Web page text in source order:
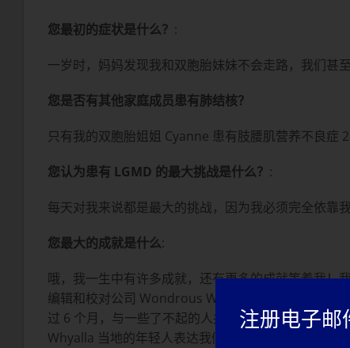
您最初的症状是什么？ :
一岁时，妈妈发现我和双胞胎妹妹不会走路，我们甚
您是否有其他家庭成员患有肺结核？
只有我的双胞胎姐姐 Cyanne 患有肢腰肌营养不良症 2i
您认为患有 LGMD 的最大挑战是什么？ :
每天对我来说都是最大的挑战，因为我必须完全依靠
您最大的成就是什么:
哦，我一生中有许多成就，还有更多的成就等着我！
编辑和校对公司 Wondrous Words with Zia。我还拥
过 6 个月，与一些了不起的人共事。 我还积极参与
Whyalla 当地的年轻人表达我们的关切和意见，并策划
注册电子邮